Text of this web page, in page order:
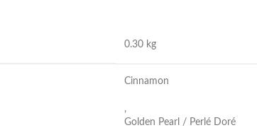
0.30 kg
Cinnamon
,
Golden Pearl / Perlé Doré